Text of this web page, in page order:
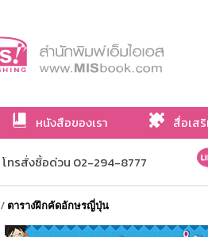
หนังสือของเรา สื่อเส
เกี่ยวกับเรา
โทรสั่งซื้อด่วน 02-294-8777
/ ตารางฝึกคัดอักษรญี่ปุ่น